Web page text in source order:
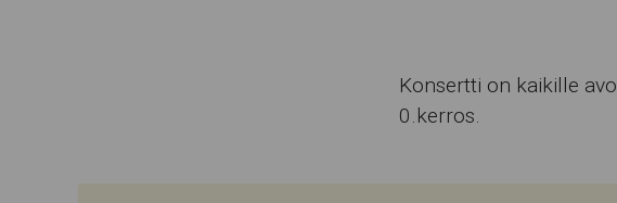
Konsertti on kaikille
0.kerros.